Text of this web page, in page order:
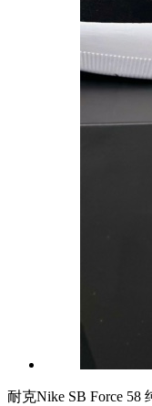
耐克Nike SB Force 58